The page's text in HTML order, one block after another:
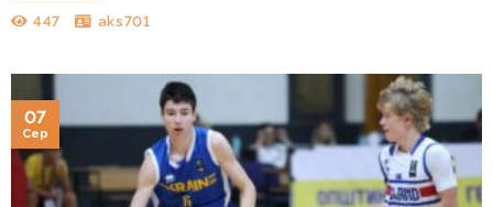
447 aks701
07
Сер